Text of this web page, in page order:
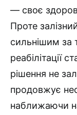
— своє
Проте
сильнішим за
реабілітації
рішення не
продовжує
наближаючи